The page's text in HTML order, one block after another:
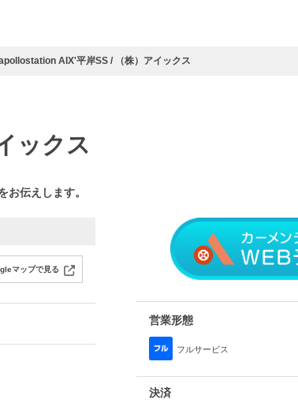
AIX'平岸SS / （株）アイックス
ックス
伝えします。
マップで見る
営業形態
フルサービス
決済